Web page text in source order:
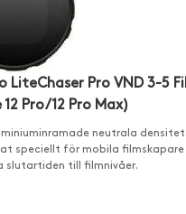
LiteChaser Pro VND 3-5
12 Pro/12 Pro Max)
neutrala
speciellt för mobila
slutartiden till filmnivåer.